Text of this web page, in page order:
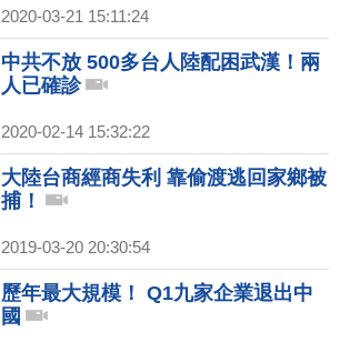
2020-03-21 15:11:24
中共不放 500多台人陸配困武漢！兩
人已確診
2020-02-14 15:32:22
大陸台商經商失利 靠偷渡逃回家鄉被
捕！
2019-03-20 20:30:54
歷年最大規模！ Q1九家企業退出中
國